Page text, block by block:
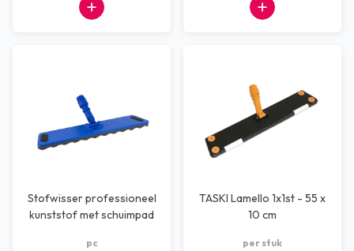
Stofwisser professioneel
kunststof met schuimpad
pc
TASKI Lamello 1x1st - 55 x
10 cm
per stuk